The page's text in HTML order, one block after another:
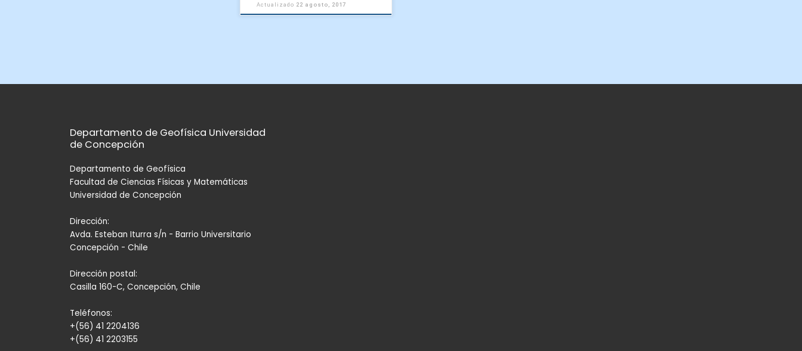
Actualizado 22 agosto, 2017
Departamento de Geofísica Universidad
de Concepción
Departamento de Geofísica
Facultad de Ciencias Físicas y Matemáticas
Universidad de Concepción
Dirección:
Avda. Esteban Iturra s/n - Barrio Universitario
Concepción - Chile
Dirección postal:
Casilla 160-C, Concepción, Chile
Teléfonos:
+(56) 41 2204136
+(56) 41 2203155